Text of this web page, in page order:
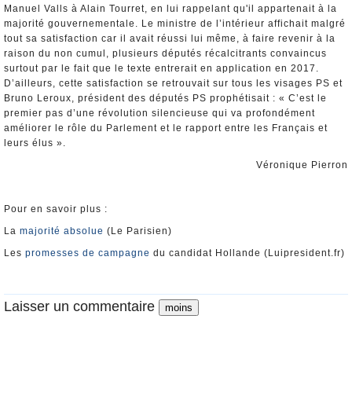
Manuel Valls à Alain Tourret, en lui rappelant qu'il appartenait à la
majorité gouvernementale. Le ministre de l’intérieur affichait malgré
tout sa satisfaction car il avait réussi lui même, à faire revenir à la
raison du non cumul, plusieurs députés récalcitrants convaincus
surtout par le fait que le texte entrerait en application en 2017.
D’ailleurs, cette satisfaction se retrouvait sur tous les visages PS et
Bruno Leroux, président des députés PS prophétisait : « C’est le
premier pas d’une révolution silencieuse qui va profondément
améliorer le rôle du Parlement et le rapport entre les Français et
leurs élus ».
Véronique Pierron
Pour en savoir plus :
La majorité absolue (Le Parisien)
Les promesses de campagne du candidat Hollande (Luipresident.fr)
Laisser un commentaire